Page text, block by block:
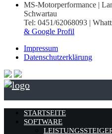
MS-Motorperformance |
Schwartau
Tel: 0451/62068093 |
& Google Profil
Impressum
Datenschutzerklärung
STARTSEITE
SOFTWARE